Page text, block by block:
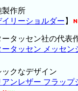
製作所
イリーショルダー 】
ータッセン社の代表
ータッセン メッセン
ックなデザイン
アンレザー フラップ